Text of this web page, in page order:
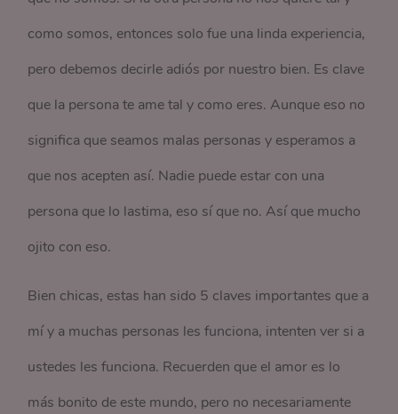
como somos, entonces solo fue una linda experiencia,
pero debemos decirle adiós por nuestro bien. Es clave
que la persona te ame tal y como eres. Aunque eso no
significa que seamos malas personas y esperamos a
que nos acepten así. Nadie puede estar con una
persona que lo lastima, eso sí que no. Así que mucho
ojito con eso.
Bien chicas, estas han sido 5 claves importantes que a
mí y a muchas personas les funciona, intenten ver si a
ustedes les funciona. Recuerden que el amor es lo
más bonito de este mundo, pero no necesariamente